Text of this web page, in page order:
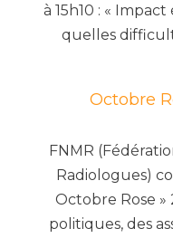
à 15h10 : «
quelles
Octobre
FNMR
Radiologues)
Octobre Rose »
politiques, des